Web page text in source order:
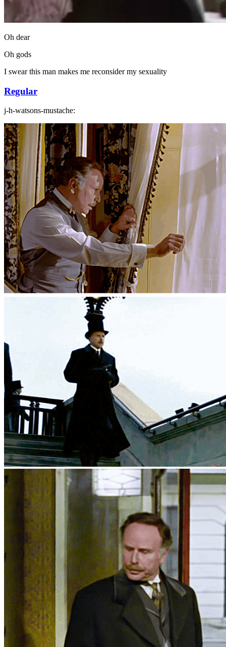
Oh dear
Oh gods
I swear this man makes me reconsider my sexuality
Regular
j-h-watsons-mustache: